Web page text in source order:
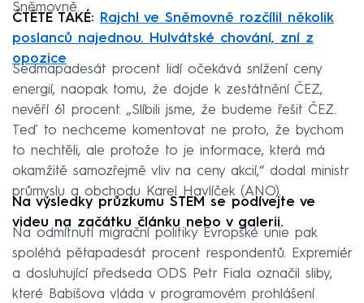
Sněmovně.
ČTĚTE TAKÉ:
Rajchl ve Sněmovně rozčílil několik
poslanců najednou. Hulvátské chování, zní z
opozice
Sedmapadesát procent lidí očekává snížení ceny
energií, naopak tomu, že dojde k zestátnění ČEZ,
nevěří 61 procent. „Slíbili jsme, že budeme řešit ČEZ.
Teď to nechceme komentovat ne proto, že bychom
to nechtěli, ale protože to je informace, která má
okamžitě samozřejmě vliv na ceny akcií,“ dodal ministr
průmyslu a obchodu Karel Havlíček (ANO).
Na výsledky průzkumu STEM se podívejte ve
videu na začátku článku nebo v galerii.
Na odmítnutí migrační politiky Evropské unie pak
spoléhá pětapadesát procent respondentů. Expremiér
a dosluhující předseda ODS Petr Fiala označil sliby,
které Babišova vláda v programovém prohlášení